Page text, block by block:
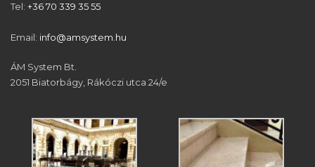
Tel: +36 70 339 35 55
Email: info@amsystem.hu
ÁM System Bt.
2051 Biatorbágy, Rákóczi utca 24/e